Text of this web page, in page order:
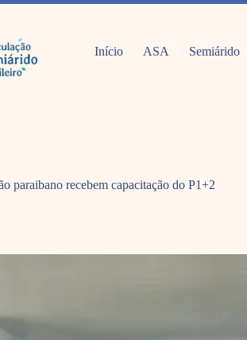
Início ASA Semiárido
paraibano recebem capacitação do P1+2